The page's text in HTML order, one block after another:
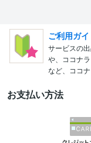
ご利用ガイ
サービスの
や、ココナ
など、ココナ
お支払い方法